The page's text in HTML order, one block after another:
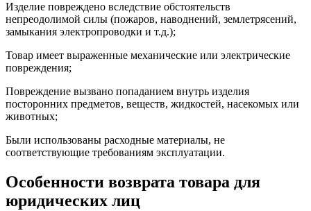
Изделие повреждено вследствие обстоятельств
непреодолимой силы (пожаров, наводнений, землетрясений,
замыкания электропроводки и т.д.);
Товар имеет выраженные механические или электрические
повреждения;
Повреждение вызвано попаданием внутрь изделия
посторонних предметов, веществ, жидкостей, насекомых или
животных;
Были использованы расходные материалы, не
соответствующие требованиям эксплуатации.
Особенности возврата товара для
юридических лиц